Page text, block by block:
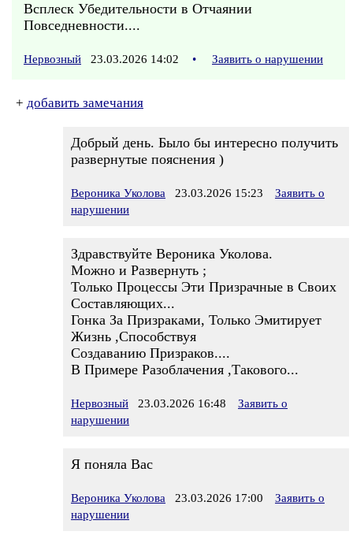
Всплеск Убедительности в Отчаянии
Повседневности....
Нервозный 23.03.2026 14:02 • Заявить о нарушении
+ добавить замечания
Добрый день. Было бы интересно получить
развернутые пояснения )
Вероника Уколова 23.03.2026 15:23
Заявить о
нарушении
Здравствуйте Вероника Уколова.
Можно и Развернуть ;
Только Процессы Эти Призрачные в Своих
Составляющих...
Гонка За Призраками, Только Эмитирует
Жизнь ,Способствуя
Создаванию Призраков....
В Примере Разоблачения ,Такового...
Нервозный 23.03.2026 16:48
Заявить о
нарушении
Я поняла Вас
Вероника Уколова 23.03.2026 17:00
Заявить о
нарушении